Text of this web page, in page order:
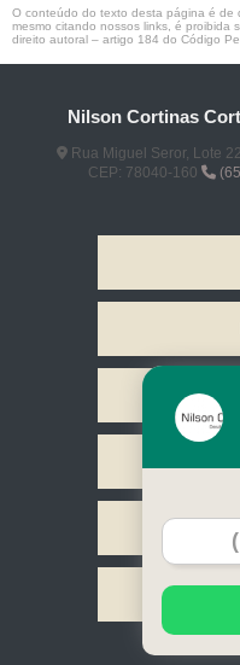
O conteúdo do texto desta página é de
mesmo citando nossos links, é proibida
direito autoral – artigo 184 do Código
Nilson Cortinas
Rua Miguel Seror, Lote
CEP: 78040-160